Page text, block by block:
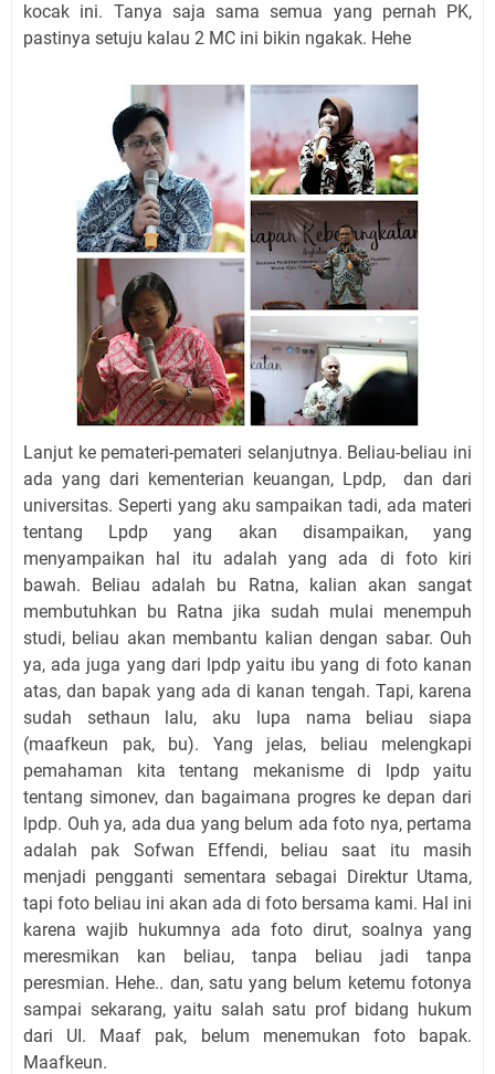
kocak ini. Tanya saja sama semua yang pernah PK,
pastinya setuju kalau 2 MC ini bikin ngakak. Hehe
Lanjut ke pemateri-pemateri selanjutnya. Beliau-beliau ini
ada yang dari kementerian keuangan, Lpdp, dan dari
universitas. Seperti yang aku sampaikan tadi, ada materi
tentang Lpdp yang akan disampaikan, yang
menyampaikan hal itu adalah yang ada di foto kiri
bawah. Beliau adalah bu Ratna, kalian akan sangat
membutuhkan bu Ratna jika sudah mulai menempuh
studi, beliau akan membantu kalian dengan sabar. Ouh
ya, ada juga yang dari lpdp yaitu ibu yang di foto kanan
atas, dan bapak yang ada di kanan tengah. Tapi, karena
sudah sethaun lalu, aku lupa nama beliau siapa
(maafkeun pak, bu). Yang jelas, beliau melengkapi
pemahaman kita tentang mekanisme di lpdp yaitu
tentang simonev, dan bagaimana progres ke depan dari
lpdp. Ouh ya, ada dua yang belum ada foto nya, pertama
adalah pak Sofwan Effendi, beliau saat itu masih
menjadi pengganti sementara sebagai Direktur Utama,
tapi foto beliau ini akan ada di foto bersama kami. Hal ini
karena wajib hukumnya ada foto dirut, soalnya yang
meresmikan kan beliau, tanpa beliau jadi tanpa
peresmian. Hehe.. dan, satu yang belum ketemu fotonya
sampai sekarang, yaitu salah satu prof bidang hukum
dari UI. Maaf pak, belum menemukan foto bapak.
Maafkeun.